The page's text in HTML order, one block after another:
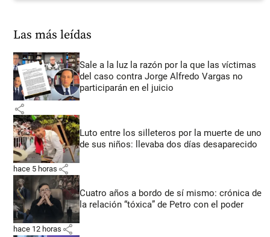
Las más leídas
Sale a la luz la razón por la que las víctimas
del caso contra Jorge Alfredo Vargas no
participarán en el juicio
share
Luto entre los silleteros por la muerte de uno
de sus niños: llevaba dos días desaparecido
hace 5 horas share
Cuatro años a bordo de sí mismo: crónica de
la relación “tóxica” de Petro con el poder
hace 12 horas share